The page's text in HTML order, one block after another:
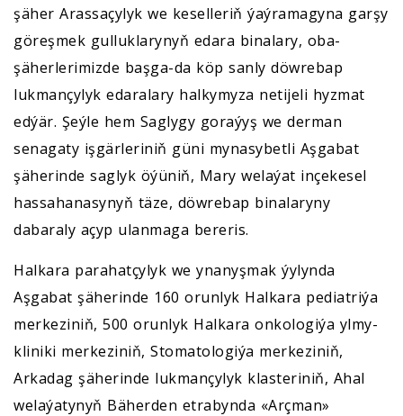
şäher Arassaçylyk we keselleriň ýaýramagyna garşy
göreşmek gulluklarynyň edara binalary, oba-
şäherlerimizde başga-da köp sanly döwrebap
lukmançylyk edaralary halkymyza netijeli hyzmat
edýär. Şeýle hem Saglygy goraýyş we derman
senagaty işgärleriniň güni mynasybetli Aşgabat
şäherinde saglyk öýüniň, Mary welaýat inçekesel
hassahanasynyň täze, döwrebap binalaryny
dabaraly açyp ulanmaga bereris.
Halkara parahatçylyk we ynanyşmak ýylynda
Aşgabat şäherinde 160 orunlyk Halkara pediatriýa
merkeziniň, 500 orunlyk Halkara onkologiýa ylmy-
kliniki merkeziniň, Stomatologiýa merkeziniň,
Arkadag şäherinde lukmançylyk klasteriniň, Ahal
welaýatynyň Bäherden etrabynda «Arçman»